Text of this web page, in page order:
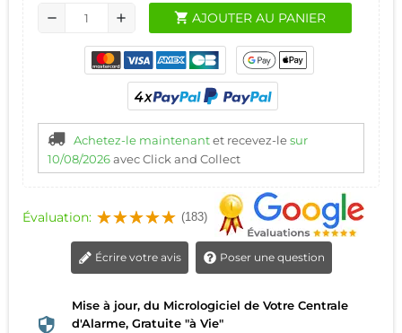
remove add shopping_cart AJOUTER AU PANIER
Achetez-le maintenantet recevez-lesur
10/08/2026avec Click and Collect
Évaluation: (183)
Écrire votre avis Poser une question
Mise à jour, du Micrologiciel de Votre Centrale
d'Alarme, Gratuite "à Vie"